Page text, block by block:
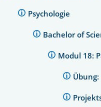
Psychologie
Bachelor of
Modul 18: